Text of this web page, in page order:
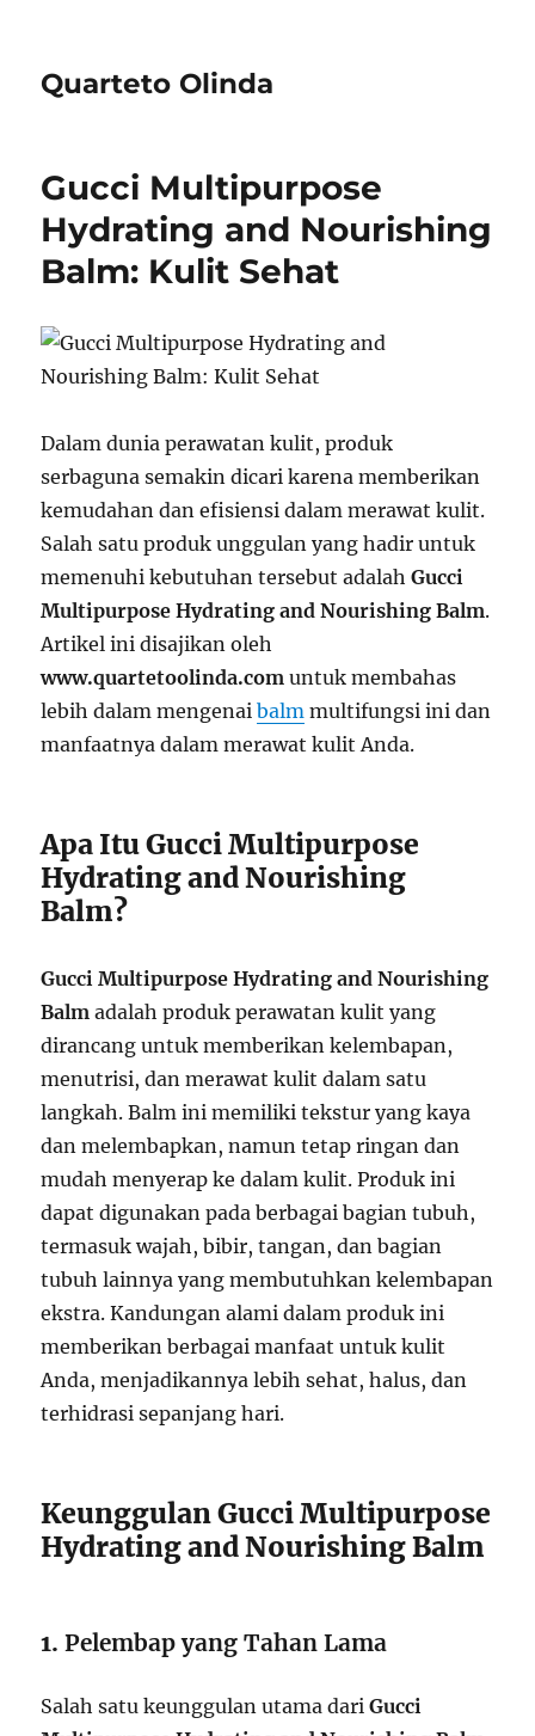
Quarteto Olinda
Gucci Multipurpose
Hydrating and Nourishing
Balm: Kulit Sehat
Dalam dunia perawatan kulit, produk
serbaguna semakin dicari karena memberikan
kemudahan dan efisiensi dalam merawat kulit.
Salah satu produk unggulan yang hadir untuk
memenuhi kebutuhan tersebut adalahGucci
Multipurpose Hydrating and Nourishing Balm.
Artikel ini disajikan oleh
www.quartetoolinda.com untuk membahas
lebih dalam mengenaibalm multifungsi ini dan
manfaatnya dalam merawat kulit Anda.
Apa Itu Gucci Multipurpose
Hydrating and Nourishing
Balm?
Gucci Multipurpose Hydrating and Nourishing
Balm adalah produk perawatan kulit yang
dirancang untuk memberikan kelembapan,
menutrisi, dan merawat kulit dalam satu
langkah. Balm ini memiliki tekstur yang kaya
dan melembapkan, namun tetap ringan dan
mudah menyerap ke dalam kulit. Produk ini
dapat digunakan pada berbagai bagian tubuh,
termasuk wajah, bibir, tangan, dan bagian
tubuh lainnya yang membutuhkan kelembapan
ekstra. Kandungan alami dalam produk ini
memberikan berbagai manfaat untuk kulit
Anda, menjadikannya lebih sehat, halus, dan
terhidrasi sepanjang hari.
Keunggulan Gucci Multipurpose
Hydrating and Nourishing Balm
1.Pelembap yang Tahan Lama
Salah satu keunggulan utama dariGucci